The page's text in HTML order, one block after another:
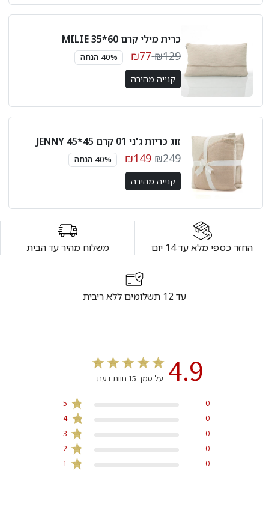
כרית מילי קרם 60*35 MILIE
₪129
₪77 40% הנחה
קנייה מהירה
זוג כריות ג'ני 01 קרם 45*45 JENNY
₪249
₪149 40% הנחה
קנייה מהירה
החזר כספי מלא עד 14 יום משלוח מהיר עד הבית
עד 12 תשלומים ללא ריבית
4.9 על סמך 15 חוות דעת
5
0
4
0
3
0
2
0
1
0